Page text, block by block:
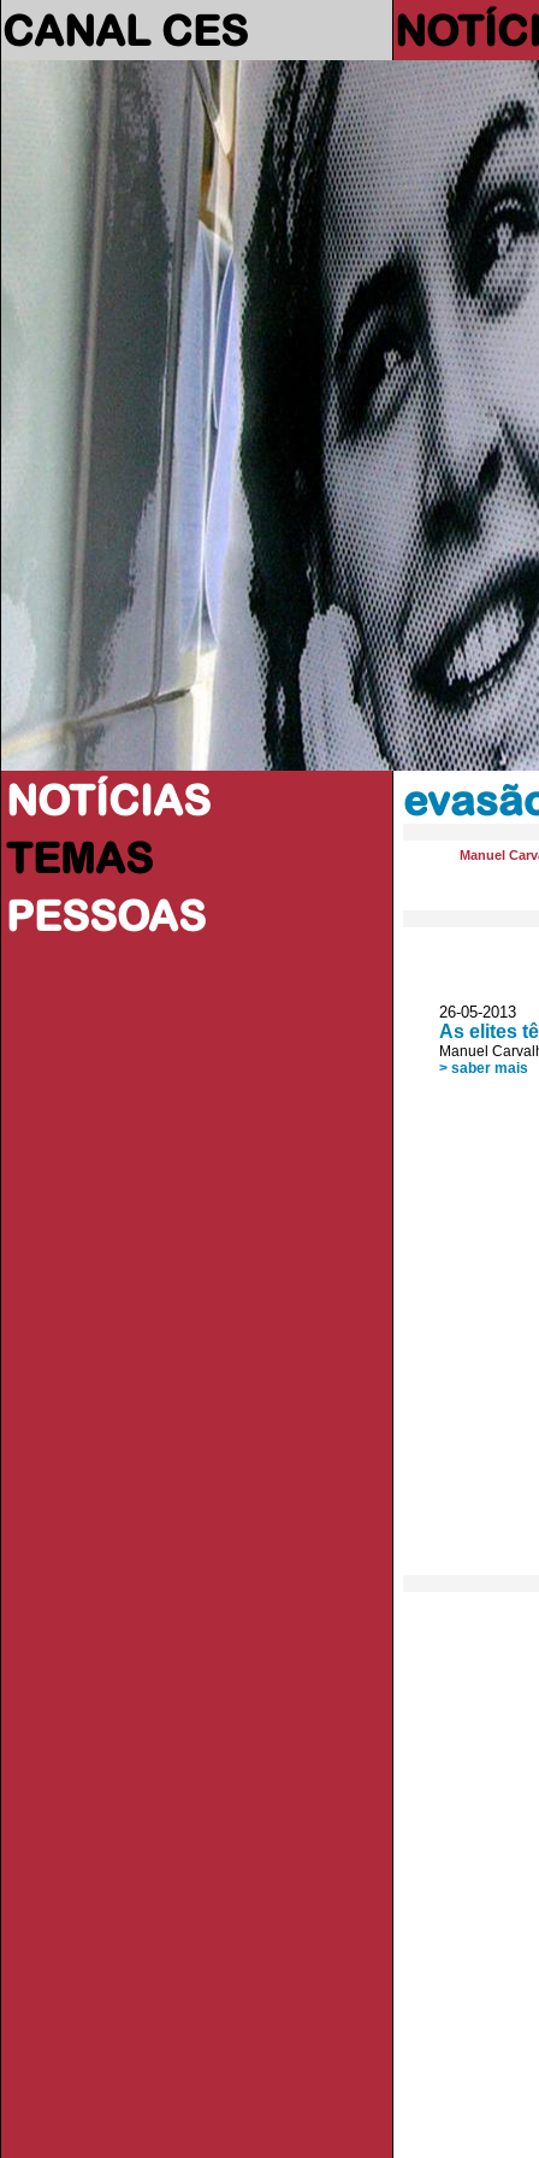
CANAL CES
NOTÍCIAS
TEMAS
PESSOAS
Manuel
26-05-2013
As elites
Manuel
> saber mais